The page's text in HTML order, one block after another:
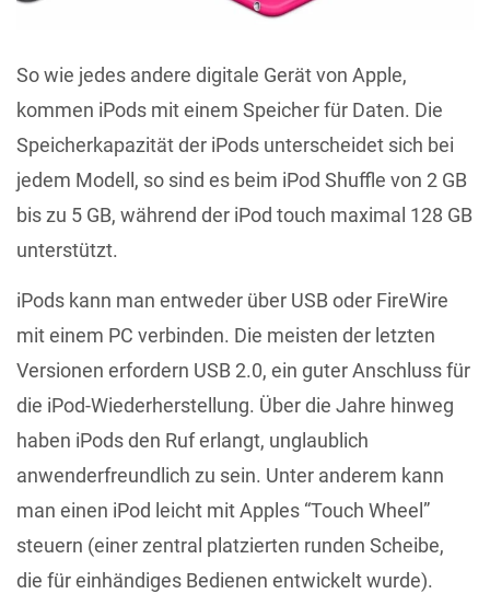
So wie jedes andere digitale Gerät von Apple,
kommen iPods mit einem Speicher für Daten. Die
Speicherkapazität der iPods unterscheidet sich bei
jedem Modell, so sind es beim iPod Shuffle von 2 GB
bis zu 5 GB, während der iPod touch maximal 128 GB
unterstützt.
iPods kann man entweder über USB oder FireWire
mit einem PC verbinden. Die meisten der letzten
Versionen erfordern USB 2.0, ein guter Anschluss für
die iPod-Wiederherstellung. Über die Jahre hinweg
haben iPods den Ruf erlangt, unglaublich
anwenderfreundlich zu sein. Unter anderem kann
man einen iPod leicht mit Apples “Touch Wheel”
steuern (einer zentral platzierten runden Scheibe,
die für einhändiges Bedienen entwickelt wurde).